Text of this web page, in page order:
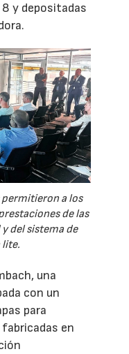
y depositadas
a los
de las
del sistema de
lite.
una
con un
para
en